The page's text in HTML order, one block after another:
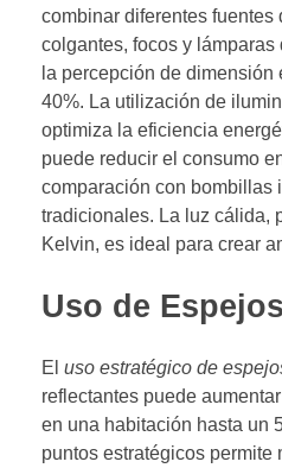
combinar diferentes fuentes
colgantes, focos y
la percepción de dimensión
40%. La utilización de
optimiza la eficiencia
puede reducir el consumo
comparación con bombillas
tradicionales. La luz cálida,
Kelvin, es ideal para crear
Uso de Espejos
El uso estratégico de
reflectantes puede
en una habitación hasta un
puntos estratégicos permite